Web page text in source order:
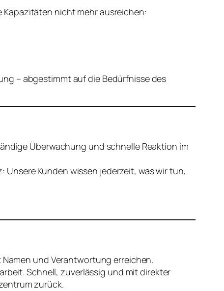
Kapazitäten nicht mehr ausreichen:
– abgestimmt auf die Bedürfnisse des
Überwachung und schnelle Reaktion im
Kunden wissen jederzeit, was wir tun,
Namen und Verantwortung erreichen.
Schnell, zuverlässig und mit direkter
zurück.